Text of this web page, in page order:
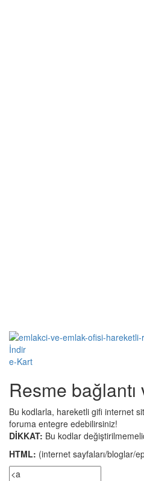
İndir
e-Kart
Resme bağlantı
Bu kodlarla, hareketli gifi internet
foruma entegre edebilirsiniz!
DİKKAT: Bu kodlar
HTML: (internet sayfaları/bloglar/